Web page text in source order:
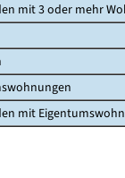
mit 3 oder mehr
mit